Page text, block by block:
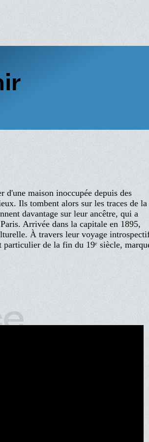
maison inoccupée depuis des
Ils tombent alors sur les traces de la
davantage sur leur ancêtre, qui a
Arrivée dans la capitale en 1895,
À travers leur voyage
particulier de la fin du 19ᵉ siècle,